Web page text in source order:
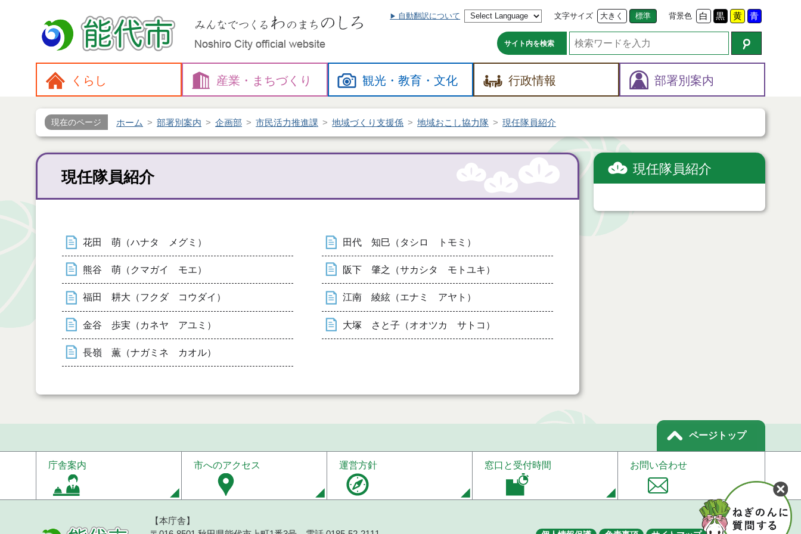
自動翻訳について 文字サイズ 大きく 標準 背景色 白 黒 黄 青
サイト内を検索
くらし 産業・ まちづくり 観光・教育・文化 行政情報 部署別案内
現在のページ ホーム 部署別案内 企画部 市民活力推進課 地域づくり支援係 地域おこし協力隊 現任隊員紹介
現任隊員紹介
花田 萌（ハナタ メグミ） 田代 知巳（タシロ トモミ）
熊谷 萌（クマガイ モエ） 阪下 肇之（サカシタ モトユキ）
福田 耕大（フクダ コウダイ） 江南 綾絃（エナミ アヤト）
金谷 歩実（カネヤ アユミ） 大塚 さと子（オオツカ サトコ）
長嶺 薫（ナガミネ カオル）
現任隊員紹介
ページトップ
庁舎案内 市へのアクセス 運営方針 窓口と受付時間 お問い合わせ
【本庁舎】